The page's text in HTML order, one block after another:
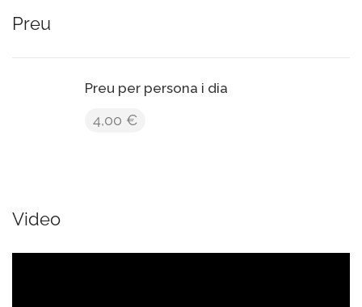
Preu
Preu per persona i dia
4,00 €
Video